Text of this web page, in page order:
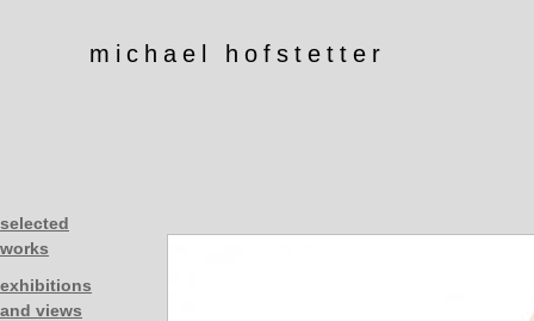
michael hofstetter
selected
works
exhibitions
and views